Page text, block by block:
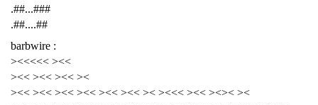
.##...###
.##....##
barbwire :
><<<<< ><<
><< ><< ><< ><
><< ><< ><< ><< ><< ><< >< ><<< ><< ><>< ><